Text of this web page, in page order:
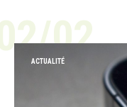
02
ACTUALITÉ